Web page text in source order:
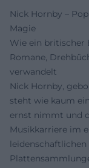
Nick Hornby –
Magie
Wie ein britischer
Romane,
verwandelt
Nick Hornby,
steht wie kaum
ernst nimmt und
Musikkarriere im